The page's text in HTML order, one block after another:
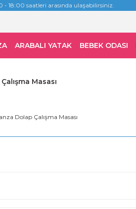
18:00 saatleri arasında ulaşabilirsiniz.
ARABALI YATAK BEBEK ODASI
Masası